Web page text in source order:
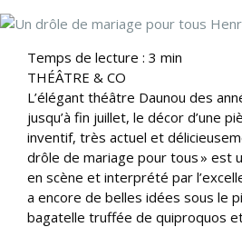
Temps de lecture : 3 min
THÉÂTRE & CO
L’élégant théâtre Daunou des
jusqu’à fin juillet, le décor d’une
inventif, très actuel et
drôle de mariage pour tous » est
en scène et interprété par
a encore de belles idées sous le
bagatelle truffée de quiproquos